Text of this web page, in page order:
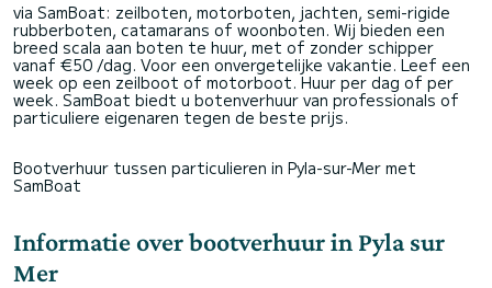
via SamBoat: zeilboten, motorboten, jachten, semi-rigide
rubberboten, catamarans of woonboten. Wij bieden een
breed scala aan boten te huur, met of zonder schipper
vanaf €50 /dag. Voor een onvergetelijke vakantie. Leef een
week op een zeilboot of motorboot. Huur per dag of per
week. SamBoat biedt u botenverhuur van professionals of
particuliere eigenaren tegen de beste prijs.
Bootverhuur tussen particulieren in Pyla-sur-Mer met
SamBoat
Informatie over bootverhuur in Pyla sur
Mer